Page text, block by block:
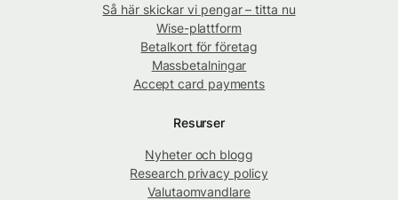
Så här skickar vi pengar – titta nu
Wise-plattform
Betalkort för företag
Massbetalningar
Accept card payments
Resurser
Nyheter och blogg
Research privacy policy
Valutaomvandlare